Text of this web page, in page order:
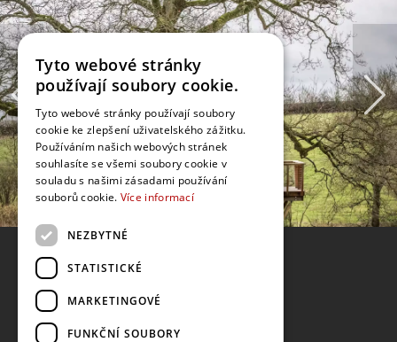
Tyto webové stránky
používají soubory cookie.
Tyto webové stránky používají soubory
cookie ke zlepšení uživatelského zážitku.
Používáním našich webových stránek
souhlasíte se všemi soubory cookie v
souladu s našimi zásadami používání
souborů cookie. Více informací
NEZBYTNÉ
STATISTICKÉ
MARKETINGOVÉ
FUNKČNÍ SOUBORY